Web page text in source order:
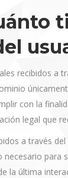
recibidos a
con la
legal que
a través
para
la última